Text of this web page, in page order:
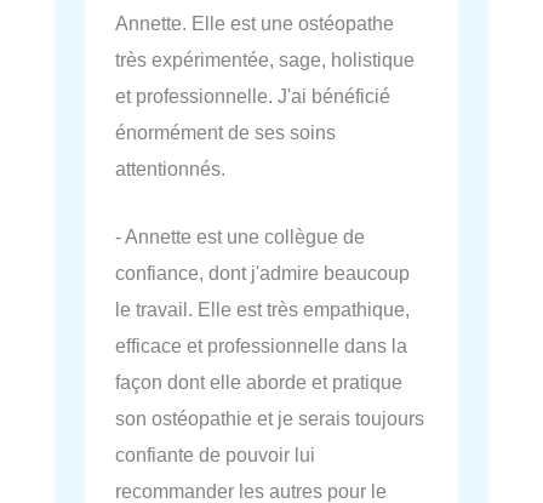
Annette. Elle est une ostéopathe
très expérimentée, sage, holistique
et professionnelle. J'ai bénéficié
énormément de ses soins
attentionnés.
- Annette est une collègue de
confiance, dont j'admire beaucoup
le travail. Elle est très empathique,
efficace et professionnelle dans la
façon dont elle aborde et pratique
son ostéopathie et je serais toujours
confiante de pouvoir lui
recommander les autres pour le